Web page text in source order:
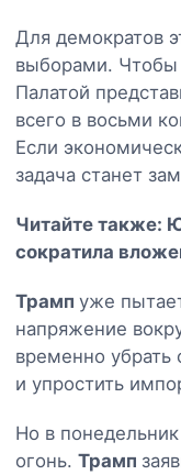
Для демократов
выборами. Чтобы
Палатой
всего в восьми
Если
задача станет
Читайте также:
сократила
Трамп уже
напряжение
временно убрать
и упростить
Но в
огонь. Трамп